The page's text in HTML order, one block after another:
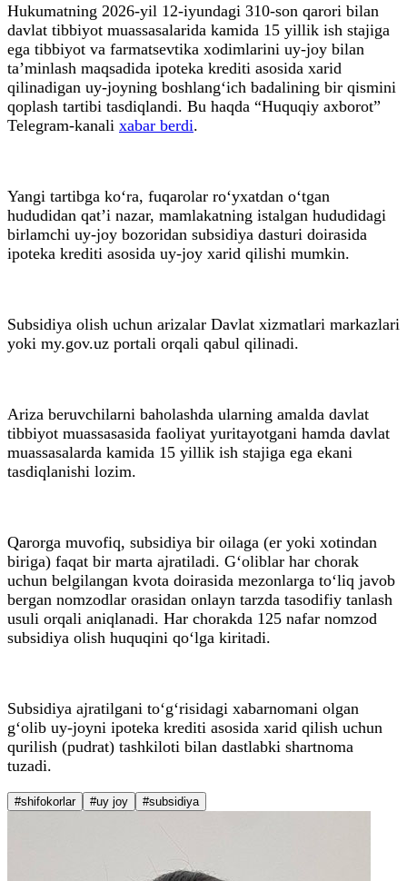
Hukumatning 2026-yil 12-iyundagi 310-son qarori bilan
davlat tibbiyot muassasalarida kamida 15 yillik ish stajiga
ega tibbiyot va farmatsevtika xodimlarini uy-joy bilan
ta’minlash maqsadida ipoteka krediti asosida xarid
qilinadigan uy-joyning boshlang‘ich badalining bir qismini
qoplash tartibi tasdiqlandi. Bu haqda “Huquqiy axborot”
Telegram-kanali xabar berdi.
Yangi tartibga ko‘ra, fuqarolar ro‘yxatdan o‘tgan
hududidan qat’i nazar, mamlakatning istalgan hududidagi
birlamchi uy-joy bozoridan subsidiya dasturi doirasida
ipoteka krediti asosida uy-joy xarid qilishi mumkin.
Subsidiya olish uchun arizalar Davlat xizmatlari markazlari
yoki my.gov.uz portali orqali qabul qilinadi.
Ariza beruvchilarni baholashda ularning amalda davlat
tibbiyot muassasasida faoliyat yuritayotgani hamda davlat
muassasalarda kamida 15 yillik ish stajiga ega ekani
tasdiqlanishi lozim.
Qarorga muvofiq, subsidiya bir oilaga (er yoki xotindan
biriga) faqat bir marta ajratiladi. G‘oliblar har chorak
uchun belgilangan kvota doirasida mezonlarga to‘liq javob
bergan nomzodlar orasidan onlayn tarzda tasodifiy tanlash
usuli orqali aniqlanadi. Har chorakda 125 nafar nomzod
subsidiya olish huquqini qo‘lga kiritadi.
Subsidiya ajratilgani to‘g‘risidagi xabarnomani olgan
g‘olib uy-joyni ipoteka krediti asosida xarid qilish uchun
qurilish (pudrat) tashkiloti bilan dastlabki shartnoma
tuzadi.
#shifokorlar #uy joy #subsidiya